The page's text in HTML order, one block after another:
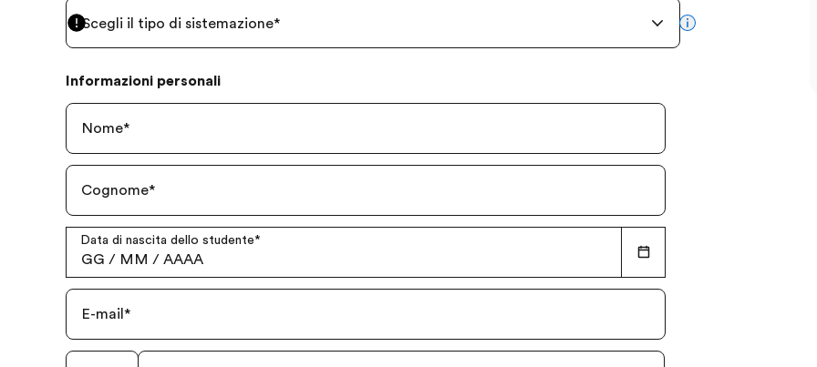
Scegli il tipo di sistemazione* more info
Informazioni personali
Nome*
Cognome*
Data di nascita dello studente*
GG / MM / AAAA
E-mail *